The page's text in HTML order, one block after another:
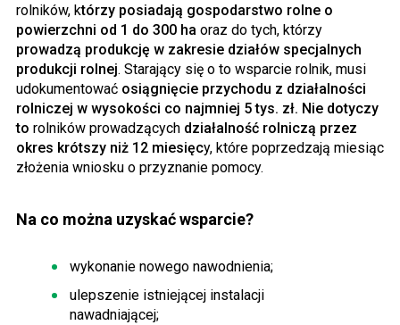
rolników, którzy posiadają gospodarstwo rolne o
powierzchni od 1 do 300 ha oraz do tych, którzy
prowadzą produkcję w zakresie działów specjalnych
produkcji rolnej. Starający się o to wsparcie rolnik, musi
udokumentować osiągnięcie przychodu z działalności
rolniczej w wysokości co najmniej 5 tys. zł. Nie dotyczy
to rolników prowadzących działalność rolniczą przez
okres krótszy niż 12 miesięcy, które poprzedzają miesiąc
złożenia wniosku o przyznanie pomocy.
Na co można uzyskać wsparcie?
wykonanie nowego nawodnienia;
ulepszenie istniejącej instalacji
nawadniającej;